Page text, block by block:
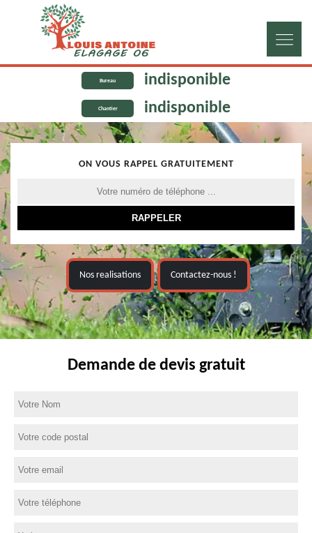
Bureau indisponible
Chantier indisponible
ON VOUS RAPPEL GRATUITEMENT
Nos realisations Contactez-nous !
Demande de devis gratuit